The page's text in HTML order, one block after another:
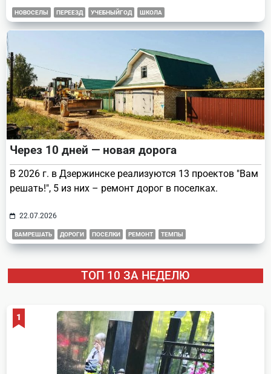
НОВОСЕЛЫ ПЕРЕЕЗД УЧЕБНЫЙГОД ШКОЛА
Через 10 дней — новая дорога
В 2026 г. в Дзержинске реализуются 13 проектов "Вам
решать!", 5 из них – ремонт дорог в поселках.
22.07.2026
ВАМРЕШАТЬ ДОРОГИ ПОСЕЛКИ РЕМОНТ ТЕМПЫ
ТОП 10 ЗА НЕДЕЛЮ